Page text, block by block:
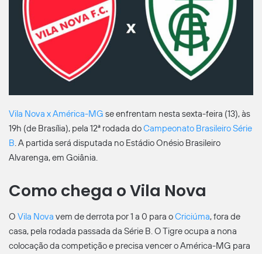
Vila Nova x América-MG se enfrentam nesta sexta-feira (13), às
19h (de Brasília), pela 12ª rodada doCampeonato Brasileiro Série
B. A partida será disputada no Estádio Onésio Brasileiro
Alvarenga, em Goiânia.
Como chega o Vila Nova
O Vila Nova vem de derrota por 1 a 0 para oCriciúma, fora de
casa, pela rodada passada da Série B. O Tigre ocupa a nona
colocação da competição e precisa vencer o América-MG para